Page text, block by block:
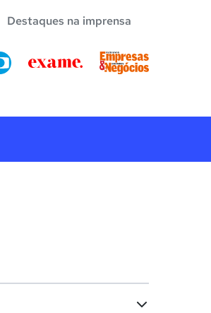
Destaques na imprensa